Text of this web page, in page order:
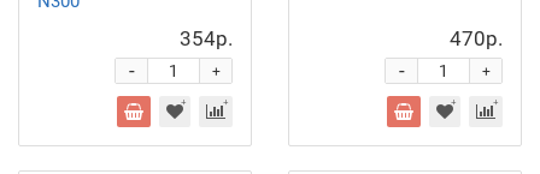
354р.
+
-
470р.
+
-